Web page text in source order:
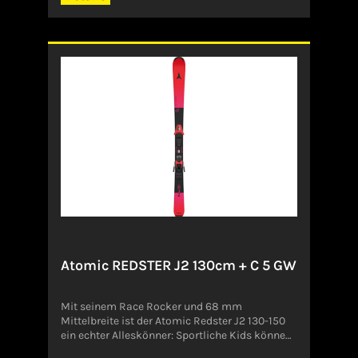
durchbiegen. So entsteht optimaler
Schneekontakt, und das Kurvenfahren
ist der perfekte Ski, um junge Skifahrer:innen
mit schnellen, aber immer kontrollierten
Schwüngen für das typische Redster-Feeling zu
begeistern.Angaben zum Hersteller (EU-
Produktsicherheitsverordnung, GPSR)Amer
Sports Deutschland GmbHParkring 1585748
GarchingDeutschlandCustomer.Service@amer
Atomic REDSTER J2 130cm + C 5 GW
Mit seinem Race Rocker und 68 mm
Mittelbreite ist der Atomic Redster J2 130-150
ein echter Alleskönner: Sportliche Kids können